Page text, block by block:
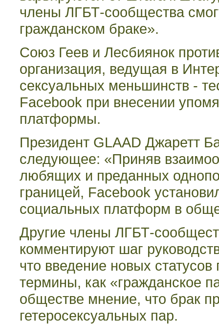
члены ЛГБТ-сообщества
гражданском браке».
Союз Геев и Лесбиянок
организация, ведущая в
сексуальных меньшинств -
Facebook при внесении
платформы.
Президент GLAAD Джаретт
следующее: «Приняв
любящих и преданных
границей, Facebook
социальных платформ в
Другие члены ЛГБТ-
комментируют шаг
что введение новых
термины, как «гражданское
обществе мнение, что брак
гетеросексуальных пар.